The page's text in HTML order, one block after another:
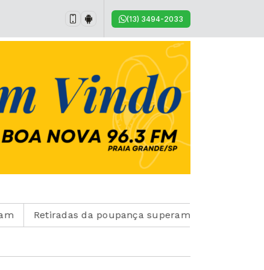
(13) 3494-2033
Retiradas da poupança superam depósitos em R$